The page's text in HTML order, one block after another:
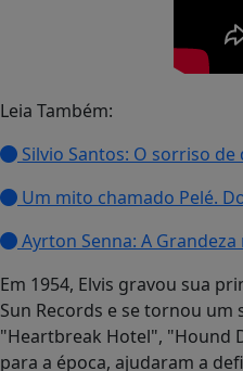
Leia Também:
Silvio Santos: O sorriso
Um mito chamado Pelé.
Ayrton Senna: A
Em 1954, Elvis gravou sua
Sun Records e se tornou um
"Heartbreak Hotel", "Hound
para a época, ajudaram a